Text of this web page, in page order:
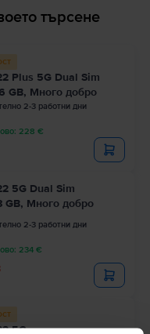
търсене
Plus 5G Dual Sim
GB, Много добро
2-3 работни дни
228 €
5G Dual Sim
GB, Много добро
2-3 работни дни
234 €
5G